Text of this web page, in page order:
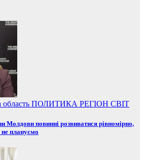
область ПОЛИТИКА РЕГІОН СВІТ
Молдови повинні розвиватися рівномірно,
не плануємо